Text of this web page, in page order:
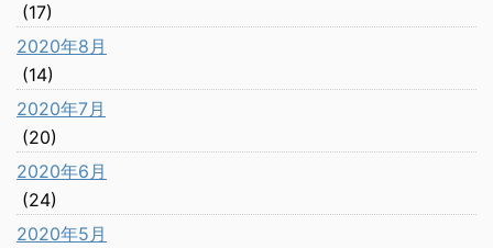
(17)
2020年8月
(14)
2020年7月
(20)
2020年6月
(24)
2020年5月